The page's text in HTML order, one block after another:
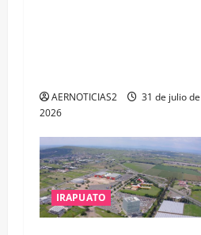
AERNOTICIAS2
31 de julio de
2026
IRAPUATO